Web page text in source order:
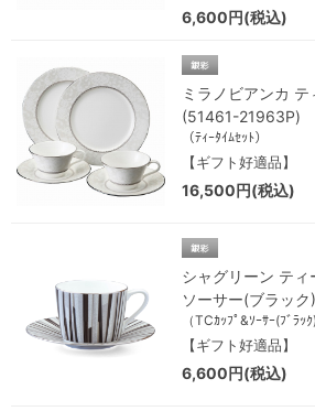
6,600円(税込)
ミラノビアンカ
(51461-21963P)
（ﾃｨｰﾀｲﾑｾｯﾄ）
【ギフト好適品】
16,500円(税込)
シャグリーン テ
ソーサー(ブラッ
（TCｶｯﾌﾟ&ｿｰｻｰ(ﾌﾞﾗｯｸ)
【ギフト好適品】
6,600円(税込)